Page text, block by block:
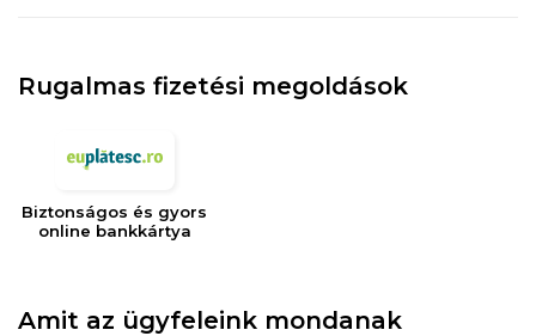
Rugalmas fizetési megoldások
Biztonságos és gyors
online bankkártya
Amit az ügyfeleink mondanak